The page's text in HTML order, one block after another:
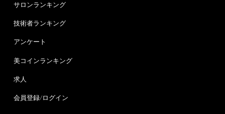
サロンランキング
技術者ランキング
アンケート
美コインランキング
求人
会員登録/ログイン